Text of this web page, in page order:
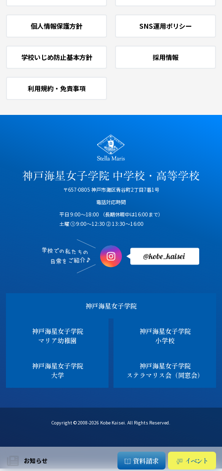
お知らせ 資料請求 イベント
個人情報保護方針 SNS運用ポリシー
学校いじめ防止基本方針 採用情報
利用規約・免責事項
〒657-0805 神戸市灘区青谷町2丁目7番1号
電話対応時間
平日 9:00～18:00
（長期休暇中は16:00まで）
土曜 ① 9:00～12:30 ② 13:30～16:00
神戸海星女子学院
神戸海星女子学院
マリア幼稚園
神戸海星女子学院
小学校
神戸海星女子学院
大学
神戸海星女子学院
ステラマリス会（同窓会）
Copyright © 2008-2026 Kobe Kaisei. All Rights Reserved.